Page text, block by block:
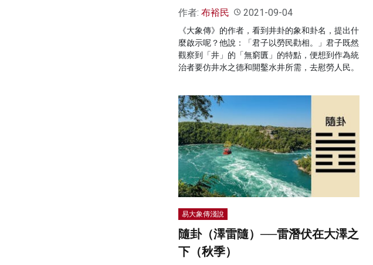
作者: 布裕民 2021-09-04
《大象傳》的作者，看到井卦的象和卦名，提出什
麼啟示呢？他說：「君子以勞民勸相。」君子既然
觀察到「井」的「無窮匱」的特點，便想到作為統
治者要仿井水之德和開鑿水井所需，去慰勞人民。
易大象傳淺說
隨卦（澤雷隨）──雷潛伏在大澤之
下（秋季）